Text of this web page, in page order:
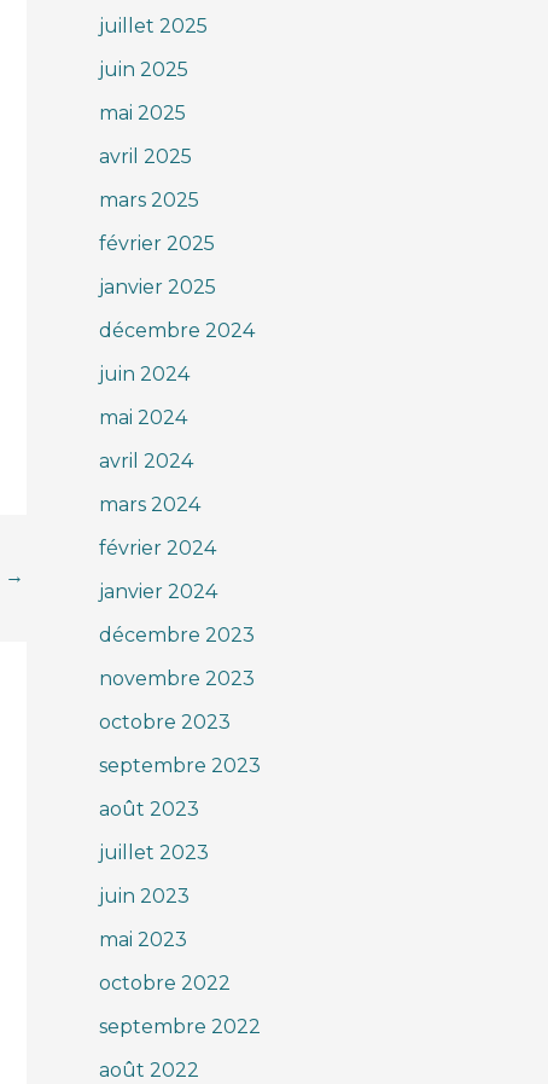
→
juillet 2025
juin 2025
mai 2025
avril 2025
mars 2025
février 2025
janvier 2025
décembre 2024
juin 2024
mai 2024
avril 2024
mars 2024
février 2024
janvier 2024
décembre 2023
novembre 2023
octobre 2023
septembre 2023
août 2023
juillet 2023
juin 2023
mai 2023
octobre 2022
septembre 2022
août 2022